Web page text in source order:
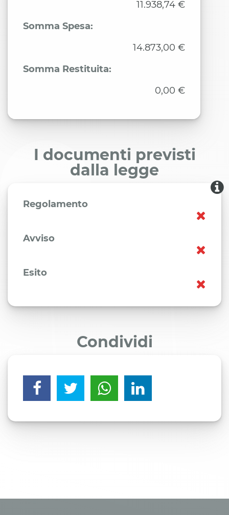
11.938,74 €
Somma Spesa:
14.873,00 €
Somma Restituita:
0,00 €
I documenti previsti
dalla legge
Regolamento
Avviso
Esito
Condividi